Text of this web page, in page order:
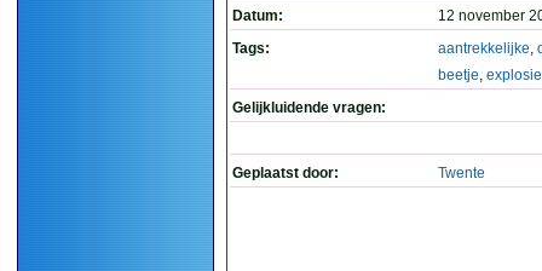
Datum:
12 november
Tags:
aantrekkelijke,
beetje,
Gelijkluidende vragen:
Geplaatst door: Twente